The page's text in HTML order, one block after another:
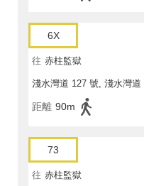
6X
往 赤柱監獄
淺水灣道 127 號, 淺水灣道
距離 90m
73
往 赤柱監獄